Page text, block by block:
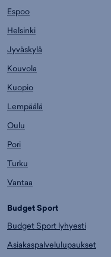
Espoo
Helsinki
Jyväskylä
Kouvola
Kuopio
Lempäälä
Oulu
Pori
Turku
Vantaa
Budget Sport
Budget Sport lyhyesti
Asiakaspalvelulupaukset